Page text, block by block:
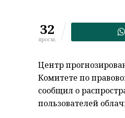
32
просм.
Центр
Комитете по
сообщил о
пользователей